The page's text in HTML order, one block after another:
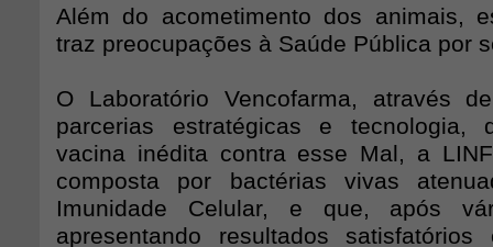
Além do acometimento dos animais,
traz preocupações à Saúde Pública por
O Laboratório Vencofarma, através
parcerias estratégicas e tecnologia,
vacina inédita contra esse Mal, a
composta por bactérias vivas
Imunidade Celular, e que, após
apresentando resultados